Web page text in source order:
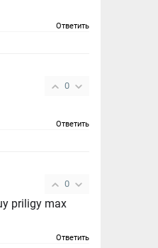
Ответить
0
Ответить
0
priligy max
Ответить